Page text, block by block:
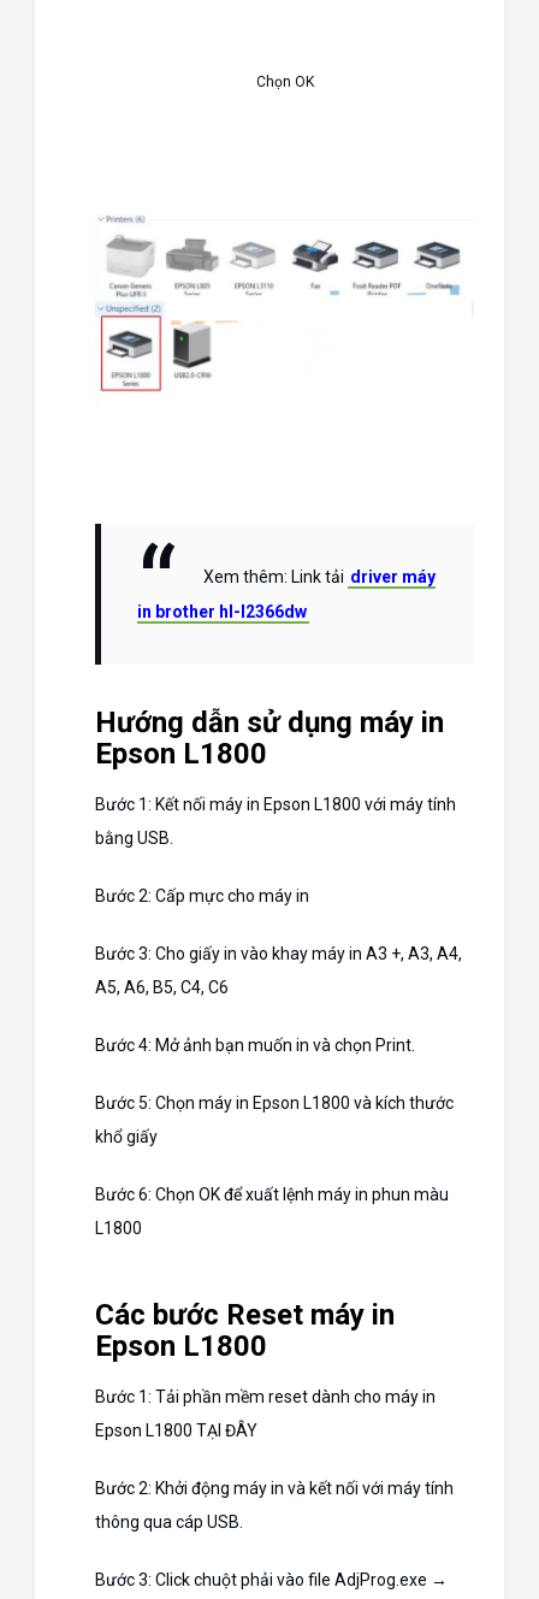
Chọn OK
Xem thêm: Link tải driver máy
in brother hl-l2366dw
Hướng dẫn sử dụng máy in
Epson L1800
Bước 1: Kết nối máy in Epson L1800 với máy tính
bằng USB.
Bước 2: Cấp mực cho máy in
Bước 3: Cho giấy in vào khay máy in A3 +, A3, A4,
A5, A6, B5, C4, C6
Bước 4: Mở ảnh bạn muốn in và chọn Print.
Bước 5: Chọn máy in Epson L1800 và kích thước
khổ giấy
Bước 6: Chọn OK để xuất lệnh máy in phun màu
L1800
Các bước Reset máy in
Epson L1800
Bước 1: Tải phần mềm reset dành cho máy in
Epson L1800 TẠI ĐÂY
Bước 2: Khởi động máy in và kết nối với máy tính
thông qua cáp USB.
Bước 3: Click chuột phải vào file AdjProg.exe →